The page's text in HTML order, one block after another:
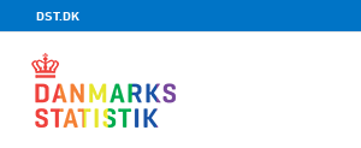
DST.DK